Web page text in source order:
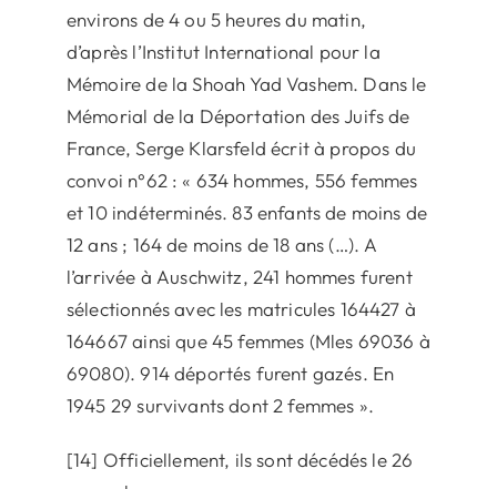
environs de 4 ou 5 heures du matin,
d’après l’Institut International pour la
Mémoire de la Shoah Yad Vashem. Dans le
Mémorial de la Déportation des Juifs de
France, Serge Klarsfeld écrit à propos du
convoi n°62 : « 634 hommes, 556 femmes
et 10 indéterminés. 83 enfants de moins de
12 ans ; 164 de moins de 18 ans (…). A
l’arrivée à Auschwitz, 241 hommes furent
sélectionnés avec les matricules 164427 à
164667 ainsi que 45 femmes (Mles 69036 à
69080). 914 déportés furent gazés. En
1945 29 survivants dont 2 femmes ».
[14] Officiellement, ils sont décédés le 26